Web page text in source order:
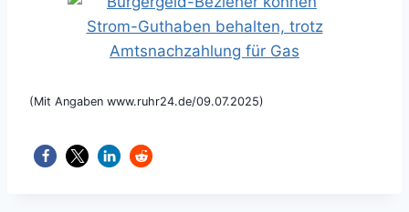
(Mit Angaben www.ruhr24.de/09.07.2025)